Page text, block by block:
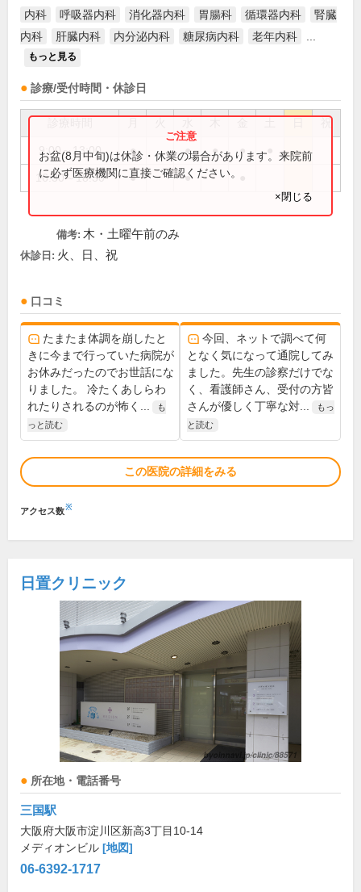
内科 呼吸器内科 消化器内科 胃腸科 循環器内科
腎臓
内科
肝臓内科 内分泌内科 糖尿病内科 老年内科
もっと見る
診療/受付時間・休診日
祝
9:00～13:00 ● ● ● ●
16:30～18:30 ● ●
お盆(8月中旬)は休診・休業の場合があります。来院前
に必ず医療機関に直接ご確認ください。
×閉じる
備考: 木・土曜午前のみ
休診日: 火、日、祝
口コミ
たまたま体調を崩したと
きに今まで行っていた病院が
お休みだったのでお世話にな
りました。 冷たくあしらわ
れたりされるのが怖く...
も
っと読む
今回、ネットで調べて何
となく気になって通院してみ
ました。先生の診察だけでな
く、看護師さん、受付の方皆
さんが優しく丁寧な対...
もっ
と読む
この医院の詳細をみる
アクセス数※
日置クリニック
所在地・電話番号
三国駅
大阪府大阪市淀川区新高3丁目10-14
メディオンビル [地図]
06-6392-1717